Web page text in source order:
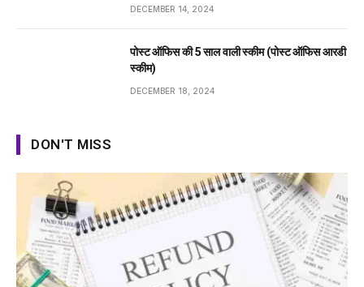
DECEMBER 14, 2024
पोस्ट ऑफिस की 5 साल वाली स्कीम (पोस्ट ऑफिस आरडी
स्कीम)
DECEMBER 18, 2024
DON'T MISS